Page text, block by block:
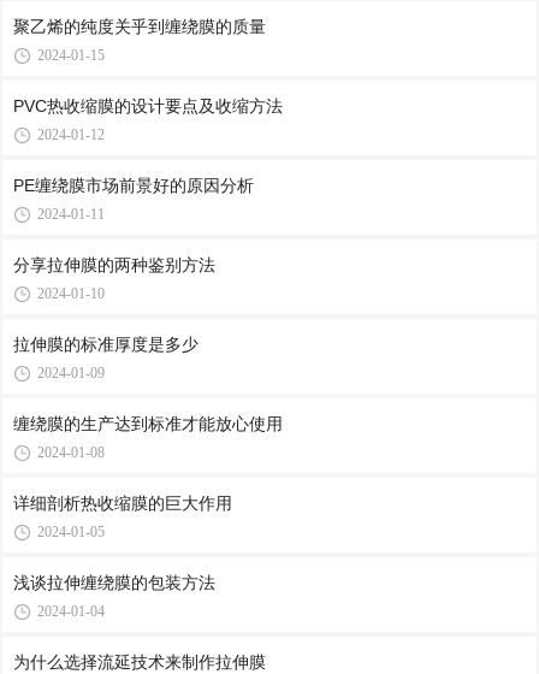
聚乙烯的纯度关乎到缠绕膜的质量
2024-01-15
PVC热收缩膜的设计要点及收缩方法
2024-01-12
PE缠绕膜市场前景好的原因分析
2024-01-11
分享拉伸膜的两种鉴别方法
2024-01-10
拉伸膜的标准厚度是多少
2024-01-09
缠绕膜的生产达到标准才能放心使用
2024-01-08
详细剖析热收缩膜的巨大作用
2024-01-05
浅谈拉伸缠绕膜的包装方法
2024-01-04
为什么选择流延技术来制作拉伸膜